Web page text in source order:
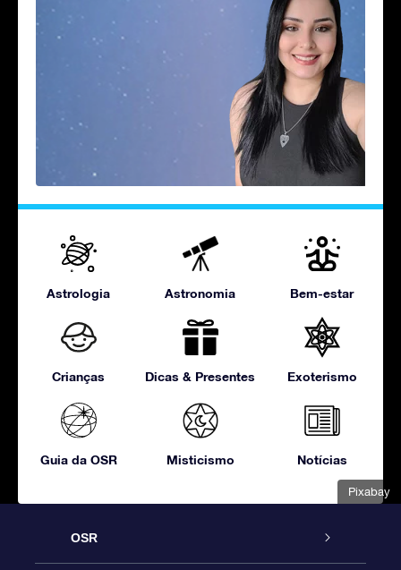
Pixabay
Astrologia Astronomia Bem-estar
Crianças Dicas & Presentes Exoterismo
Guia da OSR Misticismo Notícias
OSR